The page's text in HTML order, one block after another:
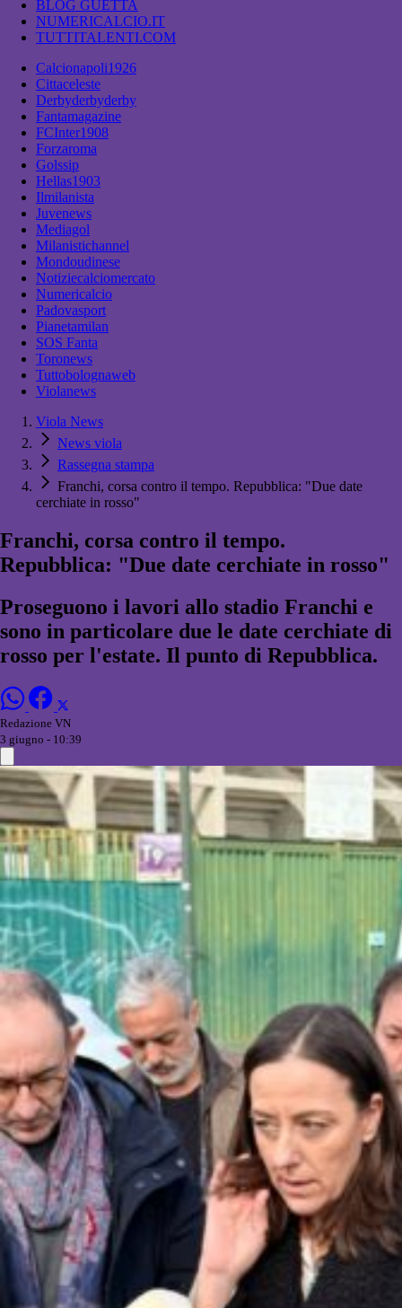
BLOG GUETTA
NUMERICALCIO.IT
TUTTITALENTI.COM
Calcionapoli1926
Cittaceleste
Derbyderbyderby
Fantamagazine
FCInter1908
Forzaroma
Golssip
Hellas1903
Ilmilanista
Juvenews
Mediagol
Milanistichannel
Mondoudinese
Notiziecalciomercato
Numericalcio
Padovasport
Pianetamilan
SOS Fanta
Toronews
Tuttobolognaweb
Violanews
Viola News
News viola
Rassegna stampa
Franchi, corsa contro il tempo. Repubblica: "Due date
cerchiate in rosso"
Franchi, corsa contro il tempo.
Repubblica: "Due date cerchiate in rosso"
Proseguono i lavori allo stadio Franchi e
sono in particolare due le date cerchiate di
rosso per l'estate. Il punto di Repubblica.
Redazione VN
3 giugno - 10:39